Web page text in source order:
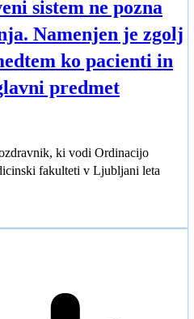
sistem ne pozna
Namenjen je zgolj
ko pacienti in
predmet
ki vodi Ordinacijo
fakulteti v Ljubljani leta